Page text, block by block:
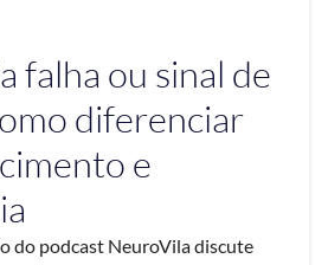
falha ou sinal de
diferenciar
e
do podcast NeuroVila discute